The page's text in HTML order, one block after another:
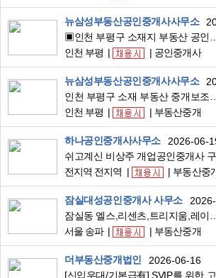
뉴삼성부동산공인중개사사무소
인천 부평
공인중개사
뉴삼성부동산공인중개사사무소
인천 부평
부동산중개
하나공인중개사사무소
2026-06-
전지역 전지역
부동산중
잠실대성공인중개사 사무소
서울 송파
부동산중개
더부동산중개법인
2026-06-16